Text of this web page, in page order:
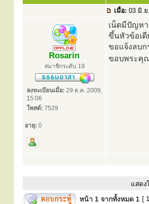
เมื่อ: 03 มิ.ย
Rosarin
สมาชิกระดับ 19
ลงทะเบียนเมื่อ: 29 ต.ค. 2009,
15:06
โพสต์: 7529
อายุ: 0
เน็ตมีปัญห
ขึ้นหัวข้อเดี
ขอแจ้งลบก
ขอบพระคุ
แสดง
หน้า 1 จากทั้งหมด 1 [